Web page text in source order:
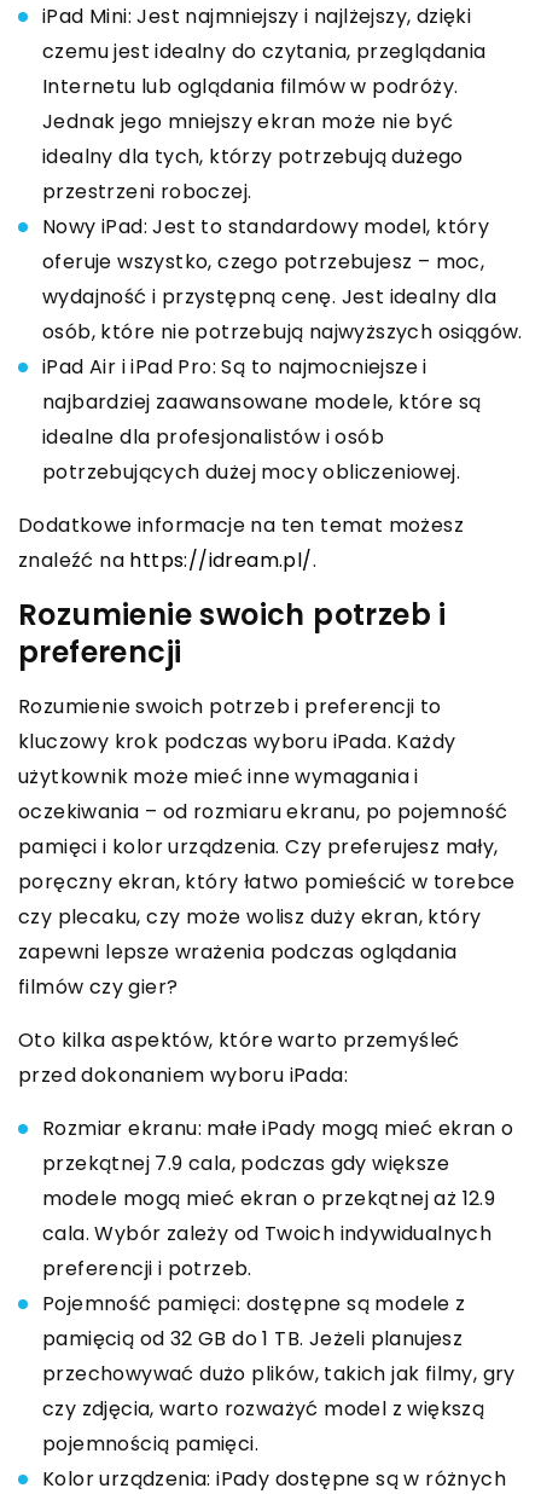
iPad Mini: Jest najmniejszy i najlżejszy, dzięki
czemu jest idealny do czytania, przeglądania
Internetu lub oglądania filmów w podróży.
Jednak jego mniejszy ekran może nie być
idealny dla tych, którzy potrzebują dużego
przestrzeni roboczej.
Nowy iPad: Jest to standardowy model, który
oferuje wszystko, czego potrzebujesz – moc,
wydajność i przystępną cenę. Jest idealny dla
osób, które nie potrzebują najwyższych osiągów.
iPad Air i iPad Pro: Są to najmocniejsze i
najbardziej zaawansowane modele, które są
idealne dla profesjonalistów i osób
potrzebujących dużej mocy obliczeniowej.
Dodatkowe informacje na ten temat możesz
znaleźć na https://idream.pl/.
Rozumienie swoich potrzeb i
preferencji
Rozumienie swoich potrzeb i preferencji to
kluczowy krok podczas wyboru iPada. Każdy
użytkownik może mieć inne wymagania i
oczekiwania – od rozmiaru ekranu, po pojemność
pamięci i kolor urządzenia. Czy preferujesz mały,
poręczny ekran, który łatwo pomieścić w torebce
czy plecaku, czy może wolisz duży ekran, który
zapewni lepsze wrażenia podczas oglądania
filmów czy gier?
Oto kilka aspektów, które warto przemyśleć
przed dokonaniem wyboru iPada:
Rozmiar ekranu: małe iPady mogą mieć ekran o
przekątnej 7.9 cala, podczas gdy większe
modele mogą mieć ekran o przekątnej aż 12.9
cala. Wybór zależy od Twoich indywidualnych
preferencji i potrzeb.
Pojemność pamięci: dostępne są modele z
pamięcią od 32 GB do 1 TB. Jeżeli planujesz
przechowywać dużo plików, takich jak filmy, gry
czy zdjęcia, warto rozważyć model z większą
pojemnością pamięci.
Kolor urządzenia: iPady dostępne są w różnych